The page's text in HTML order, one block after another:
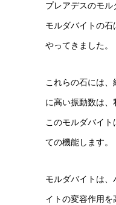
プレアデスのモル
モルダバイトの
やってきました。
これらの石には
に高い振動数は
このモルダバイ
ての機能します。
モルダバイトは
イトの変容作用